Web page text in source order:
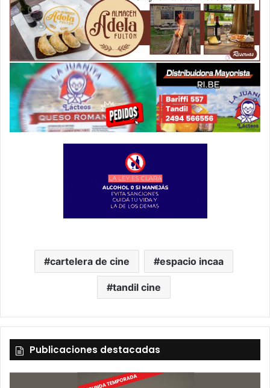
cartelera de cine espacio incaa
tandil cine
Publicaciones destacadas